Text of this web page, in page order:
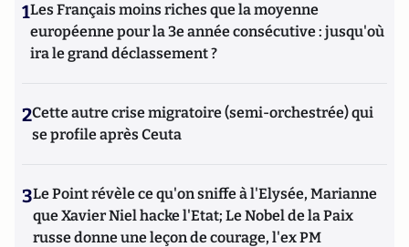
1Les Français moins riches que la moyenne
européenne pour la 3e année consécutive : jusqu'où
ira le grand déclassement ?
2Cette autre crise migratoire (semi-orchestrée) qui
se profile après Ceuta
3Le Point révèle ce qu'on sniffe à l'Elysée, Marianne
que Xavier Niel hacke l'Etat; Le Nobel de la Paix
russe donne une leçon de courage, l'ex PM